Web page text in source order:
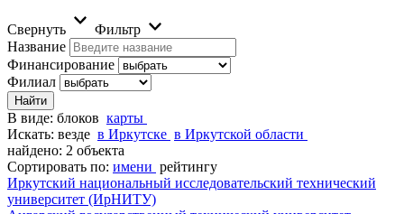
Свернуть
Фильтр
Название
Финансирование
Филиал
В виде: блоков карты
Искать: везде в Иркутске в Иркутской области
найдено: 2 объекта
Сортировать по: имени рейтингу
Иркутский национальный исследовательский технический
университет (ИрНИТУ)